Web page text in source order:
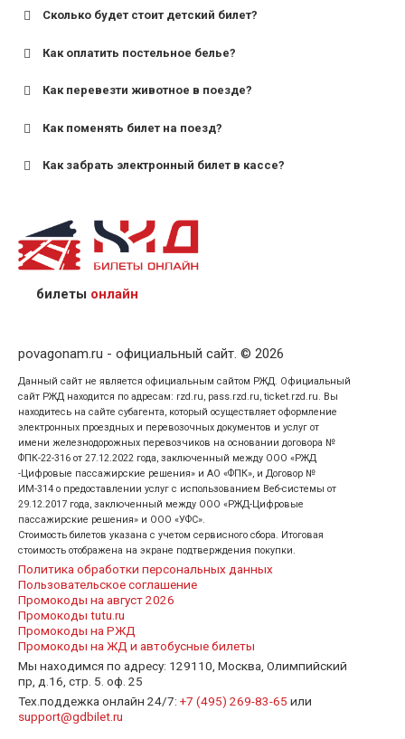
для поездов дальнего следования — от 10 лет и
для пригородных поездов — от 7 лет.
Сколько будет стоит детский билет?
Как оплатить постельное белье?
Как перевезти животное в поезде?
Как поменять билет на поезд?
Как забрать электронный билет в кассе?
назвав кассиру 14-значный номер заказа;
предъявив удостоверение личности пассажира, на
кого оформлен билет.
билеты онлайн
povagonam.ru - официальный сайт. © 2026
Данный сайт не является официальным сайтом РЖД. Официальный
сайт РЖД находится по адресам: rzd.ru, pass.rzd.ru, ticket.rzd.ru. Вы
находитесь на сайте субагента, который осуществляет оформление
электронных проездных и перевозочных документов и услуг от
имени железнодорожных перевозчиков на основании договора №
ФПК-22-316 от 27.12.2022 года, заключенный между ООО «РЖД
-Цифровые пассажирские решения» и АО «ФПК», и Договор №
ИМ-314 о предоставлении услуг с использованием Веб-системы от
29.12.2017 года, заключенный между ООО «РЖД-Цифровые
пассажирские решения» и ООО «УФС».
Стоимость билетов указана с учетом сервисного сбора. Итоговая
стоимость отображена на экране подтверждения покупки.
Политика обработки персональных данных
Пользовательское соглашение
Промокоды на август 2026
Промокоды tutu.ru
Промокоды на РЖД
Промокоды на ЖД и автобусные билеты
Мы находимся по адресу: 129110, Москва, Олимпийский
пр, д.16, стр. 5. оф. 25
Тех.поддежка онлайн 24/7: +7 (495) 269-83-65 или
support@gdbilet.ru